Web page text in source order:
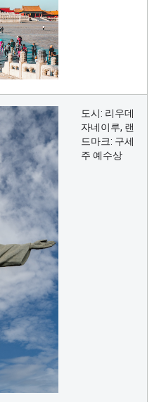
도시: 리우데
자네이루, 랜
드마크: 구세
주 예수상